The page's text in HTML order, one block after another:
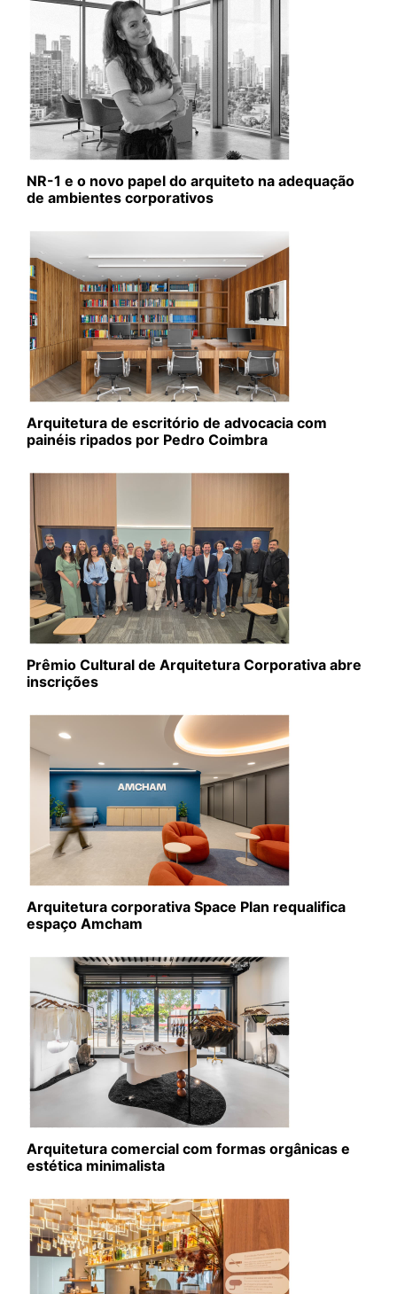
NR-1 e o novo papel do arquiteto na adequação
de ambientes corporativos
Arquitetura de escritório de advocacia com
painéis ripados por Pedro Coimbra
Prêmio Cultural de Arquitetura Corporativa abre
inscrições
Arquitetura corporativa Space Plan requalifica
espaço Amcham
Arquitetura comercial com formas orgânicas e
estética minimalista